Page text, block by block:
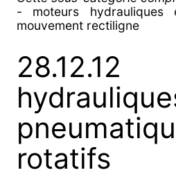
- moteurs hydrauliques
mouvement rectiligne
28.12.12
rotatifs